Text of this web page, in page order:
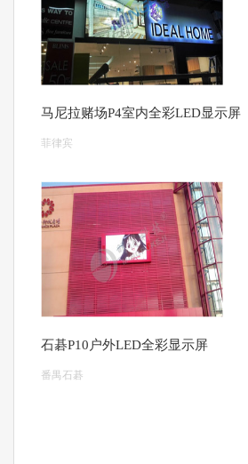
马尼拉赌场P4室内全彩LED显示屏
菲律宾
石碁P10户外LED全彩显示屏
番禺石碁